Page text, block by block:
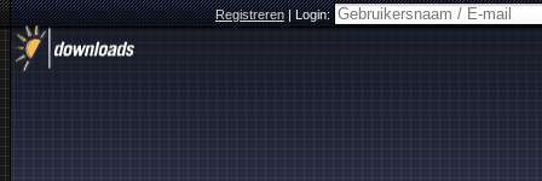
Registreren|Login: